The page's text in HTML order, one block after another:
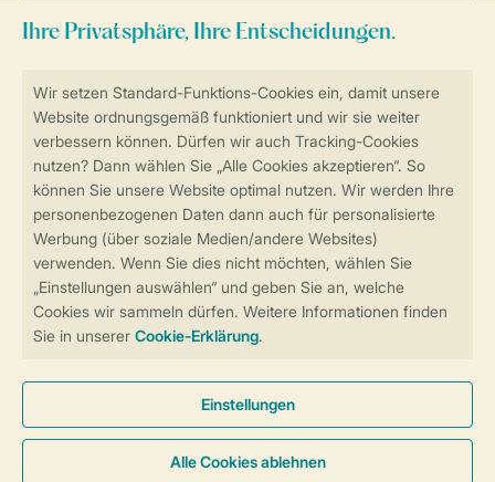
Sicherstellung Deiner Privatsphäre
Weitere Informationen und Einstellungen
Sicher und schnell zur Online-Buchung
Sichere Datenübertragung
Sicheres Bezahlen
Allgemeine Bedingungen Impressum
Cookies und Banner
Barrierefreiheit